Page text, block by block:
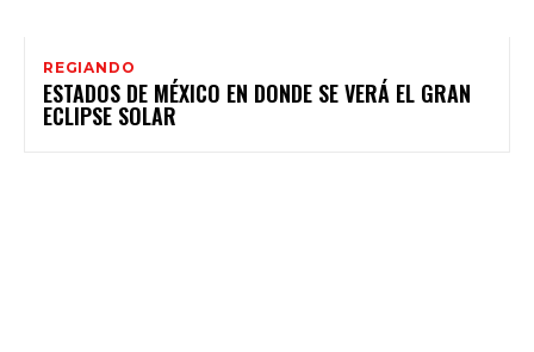
REGIANDO
ESTADOS DE MÉXICO EN DONDE SE VERÁ EL GRAN
ECLIPSE SOLAR